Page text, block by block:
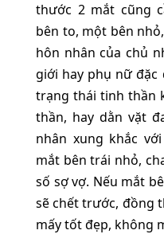
thước 2 mắt cũng
bên to, một bên
hôn nhân của chủ
giới hay phụ nữ
trạng thái tinh thần
thần, hay dằn vặt
nhân xung khắc
mắt bên trái nhỏ,
số sợ vợ. Nếu mắt
sẽ chết trước, đồng
mấy tốt đẹp, không